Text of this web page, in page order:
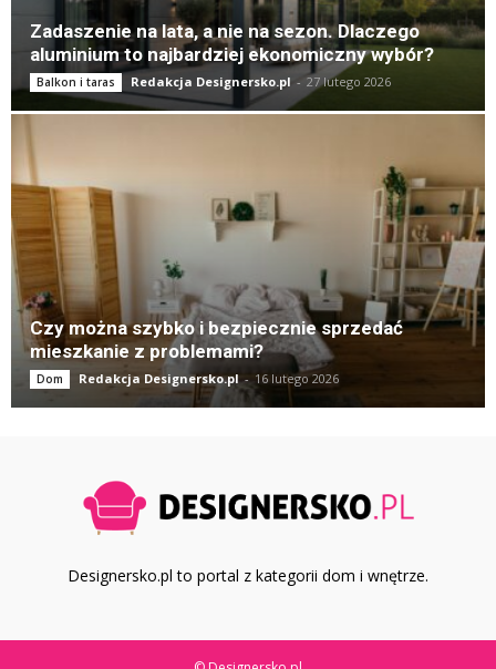
Zadaszenie na lata, a nie na sezon. Dlaczego
aluminium to najbardziej ekonomiczny wybór?
Balkon i taras Redakcja Designersko.pl - 27 lutego 2026
Czy można szybko i bezpiecznie sprzedać
mieszkanie z problemami?
Dom Redakcja Designersko.pl - 16 lutego 2026
Designersko.pl to portal z kategorii dom i wnętrze.